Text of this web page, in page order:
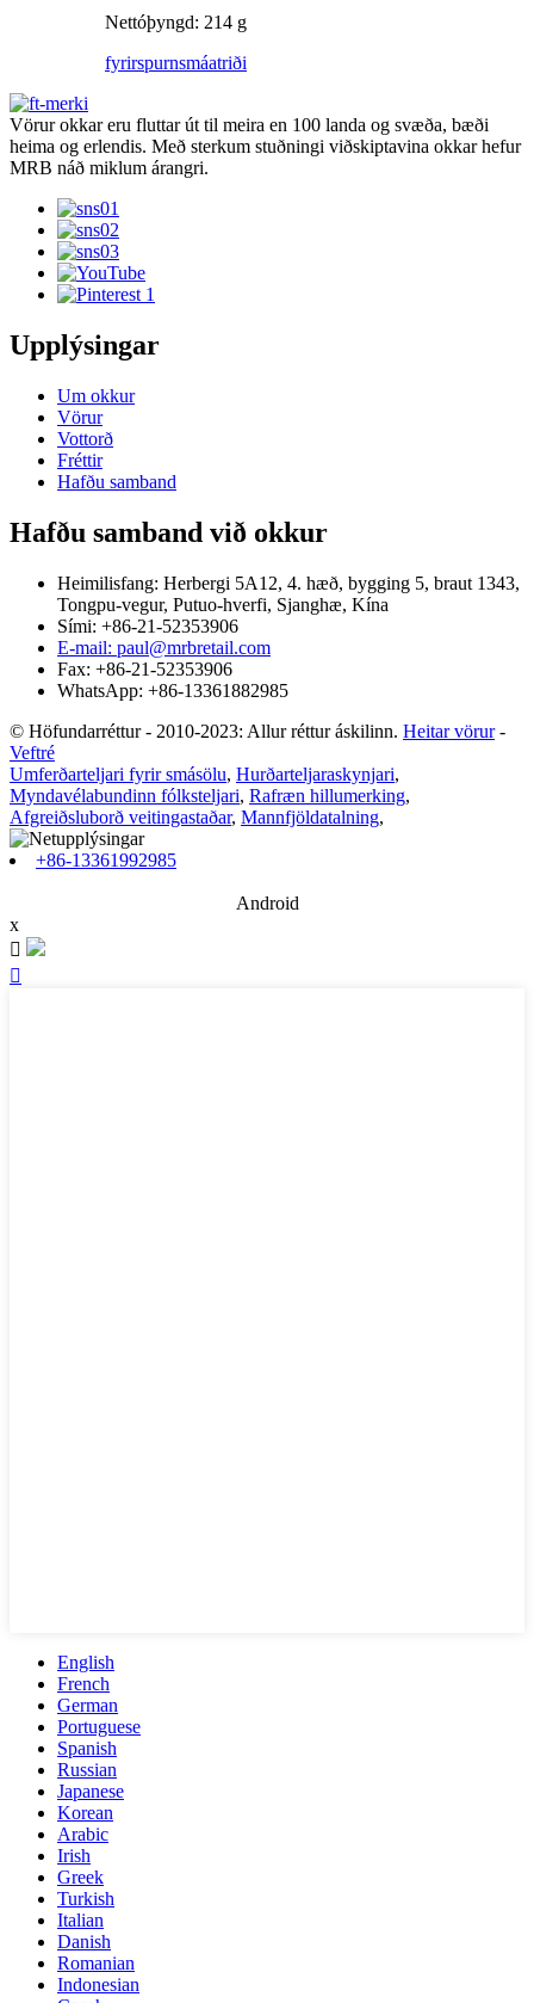
Nettóþyngd: 214 g
fyrirspurnsmáatriði
Vörur okkar eru fluttar út til meira en 100 landa og svæða, bæði
heima og erlendis. Með sterkum stuðningi viðskiptavina okkar hefur
MRB náð miklum árangri.
Upplýsingar
Um okkur
Vörur
Vottorð
Fréttir
Hafðu samband
Hafðu samband við okkur
Heimilisfang: Herbergi 5A12, 4. hæð, bygging 5, braut 1343,
Tongpu-vegur, Putuo-hverfi, Sjanghæ, Kína
Sími: +86-21-52353906
E-mail: paul@mrbretail.com
Fax: +86-21-52353906
WhatsApp: +86-13361882985
© Höfundarréttur - 2010-2023: Allur réttur áskilinn. Heitar vörur-
Veftré
Umferðarteljari fyrir smásölu, Hurðarteljaraskynjari,
Myndavélabundinn fólksteljari, Rafræn hillumerking,
Afgreiðsluborð veitingastaðar, Mannfjöldatalning,
+86-13361992985
Android
x


English
French
German
Portuguese
Spanish
Russian
Japanese
Korean
Arabic
Irish
Greek
Turkish
Italian
Danish
Romanian
Indonesian